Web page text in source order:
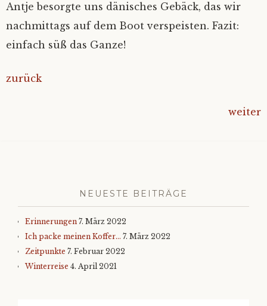
Antje besorgte uns dänisches Gebäck, das wir
nachmittags auf dem Boot verspeisten. Fazit:
einfach süß das Ganze!
zurück
weiter
NEUESTE BEITRÄGE
Erinnerungen 7. März 2022
Ich packe meinen Koffer… 7. März 2022
Zeitpunkte 7. Februar 2022
Winterreise 4. April 2021